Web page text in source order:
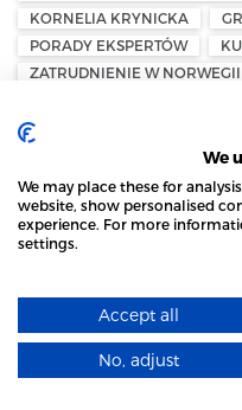
KORNELIA KRYNICKA
PORADY EKSPERTÓW
ZATRUDNIENIE W NORWEGII
FOLKETRYGDEN —
MIESIĘCZNY RAPORT A-
UBEZPIECZENIE
PRACOWNICZY PLAN
REJESTRACJA W UDI
ZASIŁEK DLA
LISTA PŁAC W NORWEGII
STRONA LOCAL
We
We may place these for
website, show personalised
experience. For more
settings.
Accept all
No, adjust